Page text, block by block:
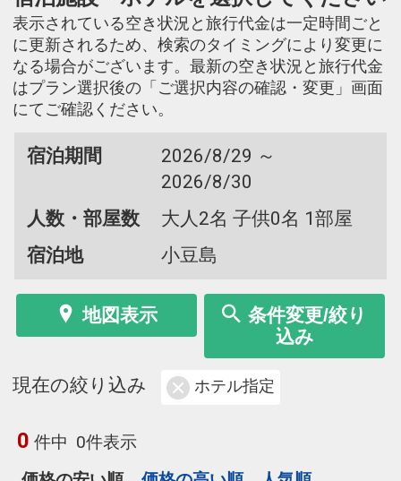
表示されている空き状況と旅行代金は一定時間ごと
に更新されるため、検索のタイミングにより変更に
なる場合がございます。最新の空き状況と旅行代金
はプラン選択後の「ご選択内容の確認・変更」画面
にてご確認ください。
宿泊期間
2026/8/29 ～
2026/8/30
人数・部屋数
大人2名 子供0名 1部屋
宿泊地
小豆島
地図表示
条件変更/絞り
込み
現在の絞り込み ホテル指定
0 件中 0件表示